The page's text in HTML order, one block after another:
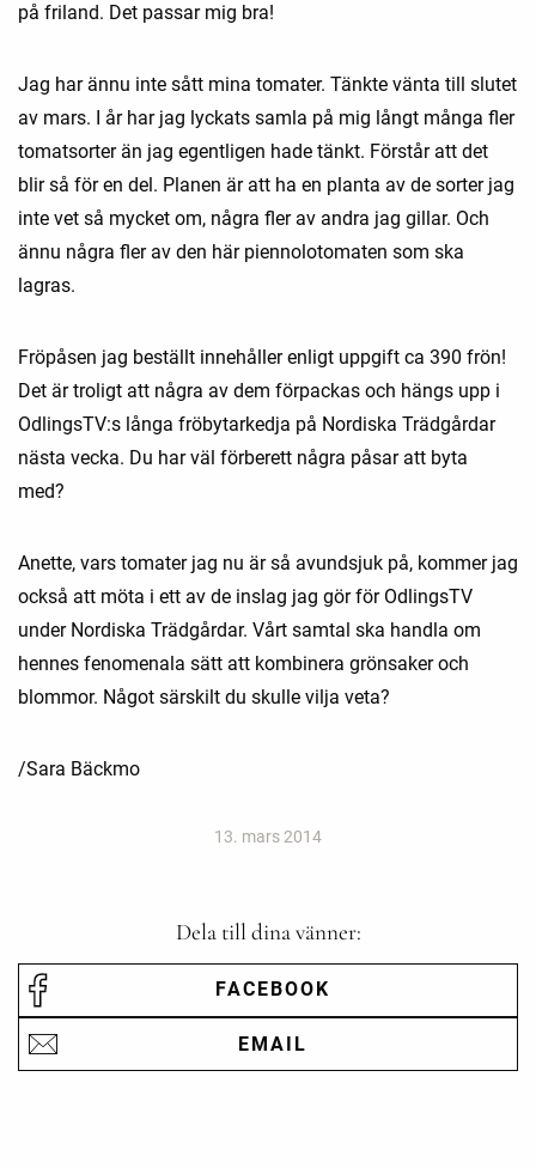
på friland. Det passar mig bra!
Jag har ännu inte sått mina tomater. Tänkte vänta till slutet
av mars. I år har jag lyckats samla på mig långt många fler
tomatsorter än jag egentligen hade tänkt. Förstår att det
blir så för en del. Planen är att ha en planta av de sorter jag
inte vet så mycket om, några fler av andra jag gillar. Och
ännu några fler av den här piennolotomaten som ska
lagras.
Fröpåsen jag beställt innehåller enligt uppgift ca 390 frön!
Det är troligt att några av dem förpackas och hängs upp i
OdlingsTV:s långa fröbytarkedja på Nordiska Trädgårdar
nästa vecka. Du har väl förberett några påsar att byta
med?
Anette, vars tomater jag nu är så avundsjuk på, kommer jag
också att möta i ett av de inslag jag gör för OdlingsTV
under Nordiska Trädgårdar. Vårt samtal ska handla om
hennes fenomenala sätt att kombinera grönsaker och
blommor. Något särskilt du skulle vilja veta?
/Sara Bäckmo
13. mars 2014
Dela till dina vänner:
FACEBOOK
EMAIL